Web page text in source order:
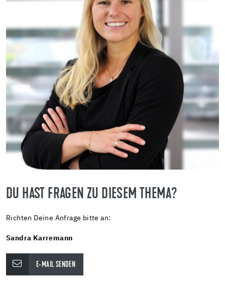
DU HAST FRAGEN ZU DIESEM THEMA?
Richten Deine Anfrage bitte an:
Sandra Karremann
E-MAIL SENDEN